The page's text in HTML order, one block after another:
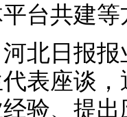
台共建
日报报
表座谈
验、提